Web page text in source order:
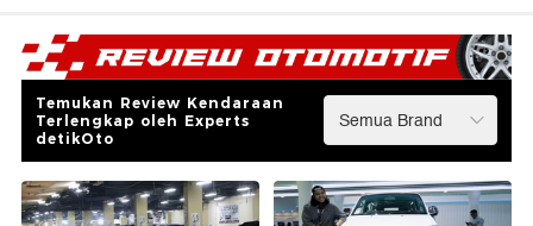
Temukan Review Kendaraan
Terlengkap oleh Experts
detikOto